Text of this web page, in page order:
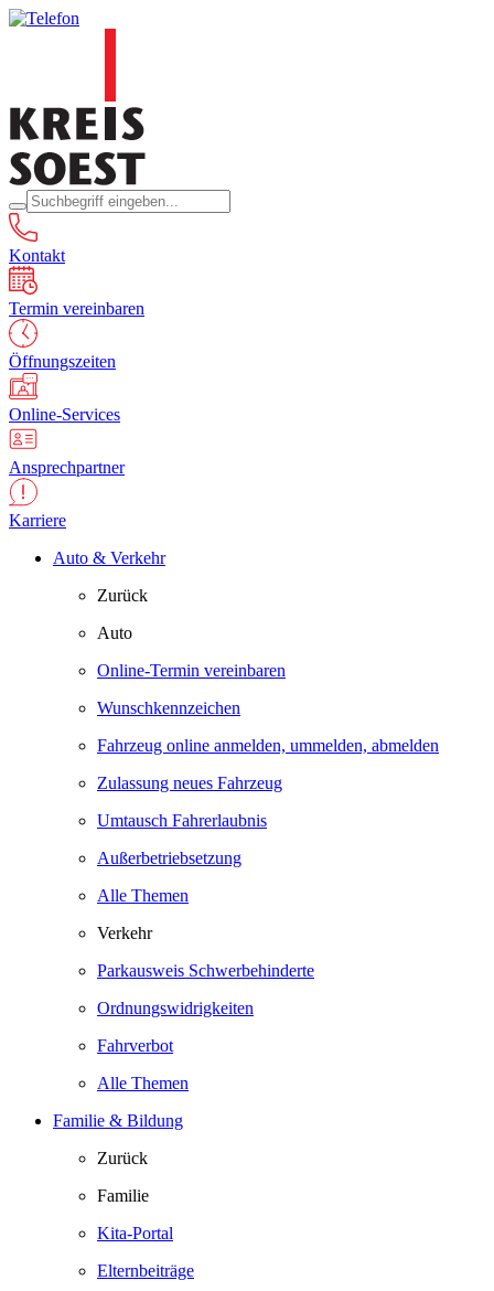
Kontakt
Termin vereinbaren
Öffnungszeiten
Online-Services
Ansprechpartner
Karriere
Auto & Verkehr
Zurück
Auto
Online-Termin vereinbaren
Wunschkennzeichen
Fahrzeug online anmelden, ummelden, abmelden
Zulassung neues Fahrzeug
Umtausch Fahrerlaubnis
Außerbetriebsetzung
Alle Themen
Verkehr
Parkausweis Schwerbehinderte
Ordnungswidrigkeiten
Fahrverbot
Alle Themen
Familie & Bildung
Zurück
Familie
Kita-Portal
Elternbeiträge